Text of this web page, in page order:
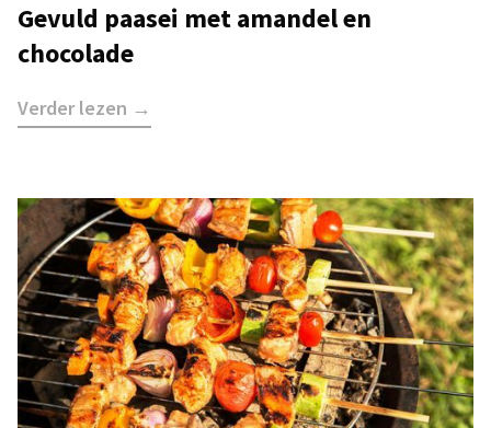
Gevuld paasei met amandel en
chocolade
Verder lezen →